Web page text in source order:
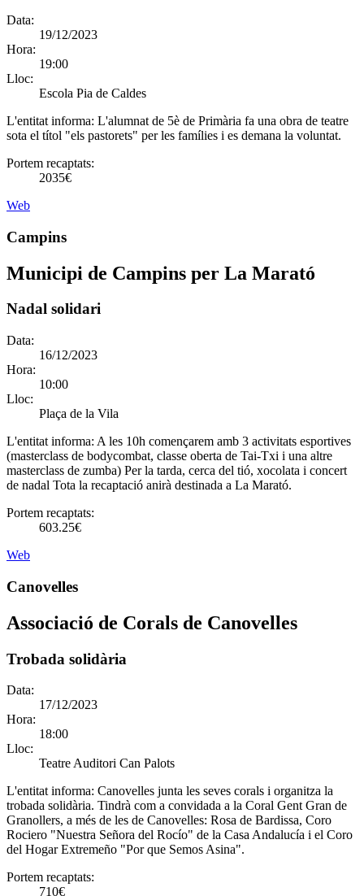
Data:
19/12/2023
Hora:
19:00
Lloc:
Escola Pia de Caldes
L'entitat informa: L'alumnat de 5è de Primària fa una obra de teatre
sota el títol "els pastorets" per les famílies i es demana la voluntat.
Portem recaptats:
2035€
Web
Campins
Municipi de Campins per La Marató
Nadal solidari
Data:
16/12/2023
Hora:
10:00
Lloc:
Plaça de la Vila
L'entitat informa: A les 10h començarem amb 3 activitats esportives
(masterclass de bodycombat, classe oberta de Tai-Txi i una altre
masterclass de zumba) Per la tarda, cerca del tió, xocolata i concert
de nadal Tota la recaptació anirà destinada a La Marató.
Portem recaptats:
603.25€
Web
Canovelles
Associació de Corals de Canovelles
Trobada solidària
Data:
17/12/2023
Hora:
18:00
Lloc:
Teatre Auditori Can Palots
L'entitat informa: Canovelles junta les seves corals i organitza la
trobada solidària. Tindrà com a convidada a la Coral Gent Gran de
Granollers, a més de les de Canovelles: Rosa de Bardissa, Coro
Rociero "Nuestra Señora del Rocío" de la Casa Andalucía i el Coro
del Hogar Extremeño "Por que Semos Asina".
Portem recaptats:
710€